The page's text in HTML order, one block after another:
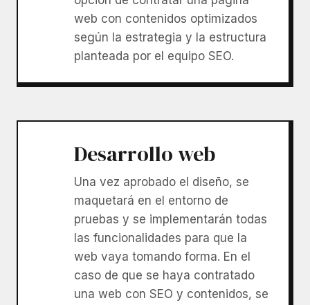
web con contenidos optimizados
según la estrategia y la estructura
planteada por el equipo SEO.
Desarrollo web
Una vez aprobado el diseño, se
maquetará en el entorno de
pruebas y se implementarán todas
las funcionalidades para que la
web vaya tomando forma. En el
caso de que se haya contratado
una web con SEO y contenidos, se